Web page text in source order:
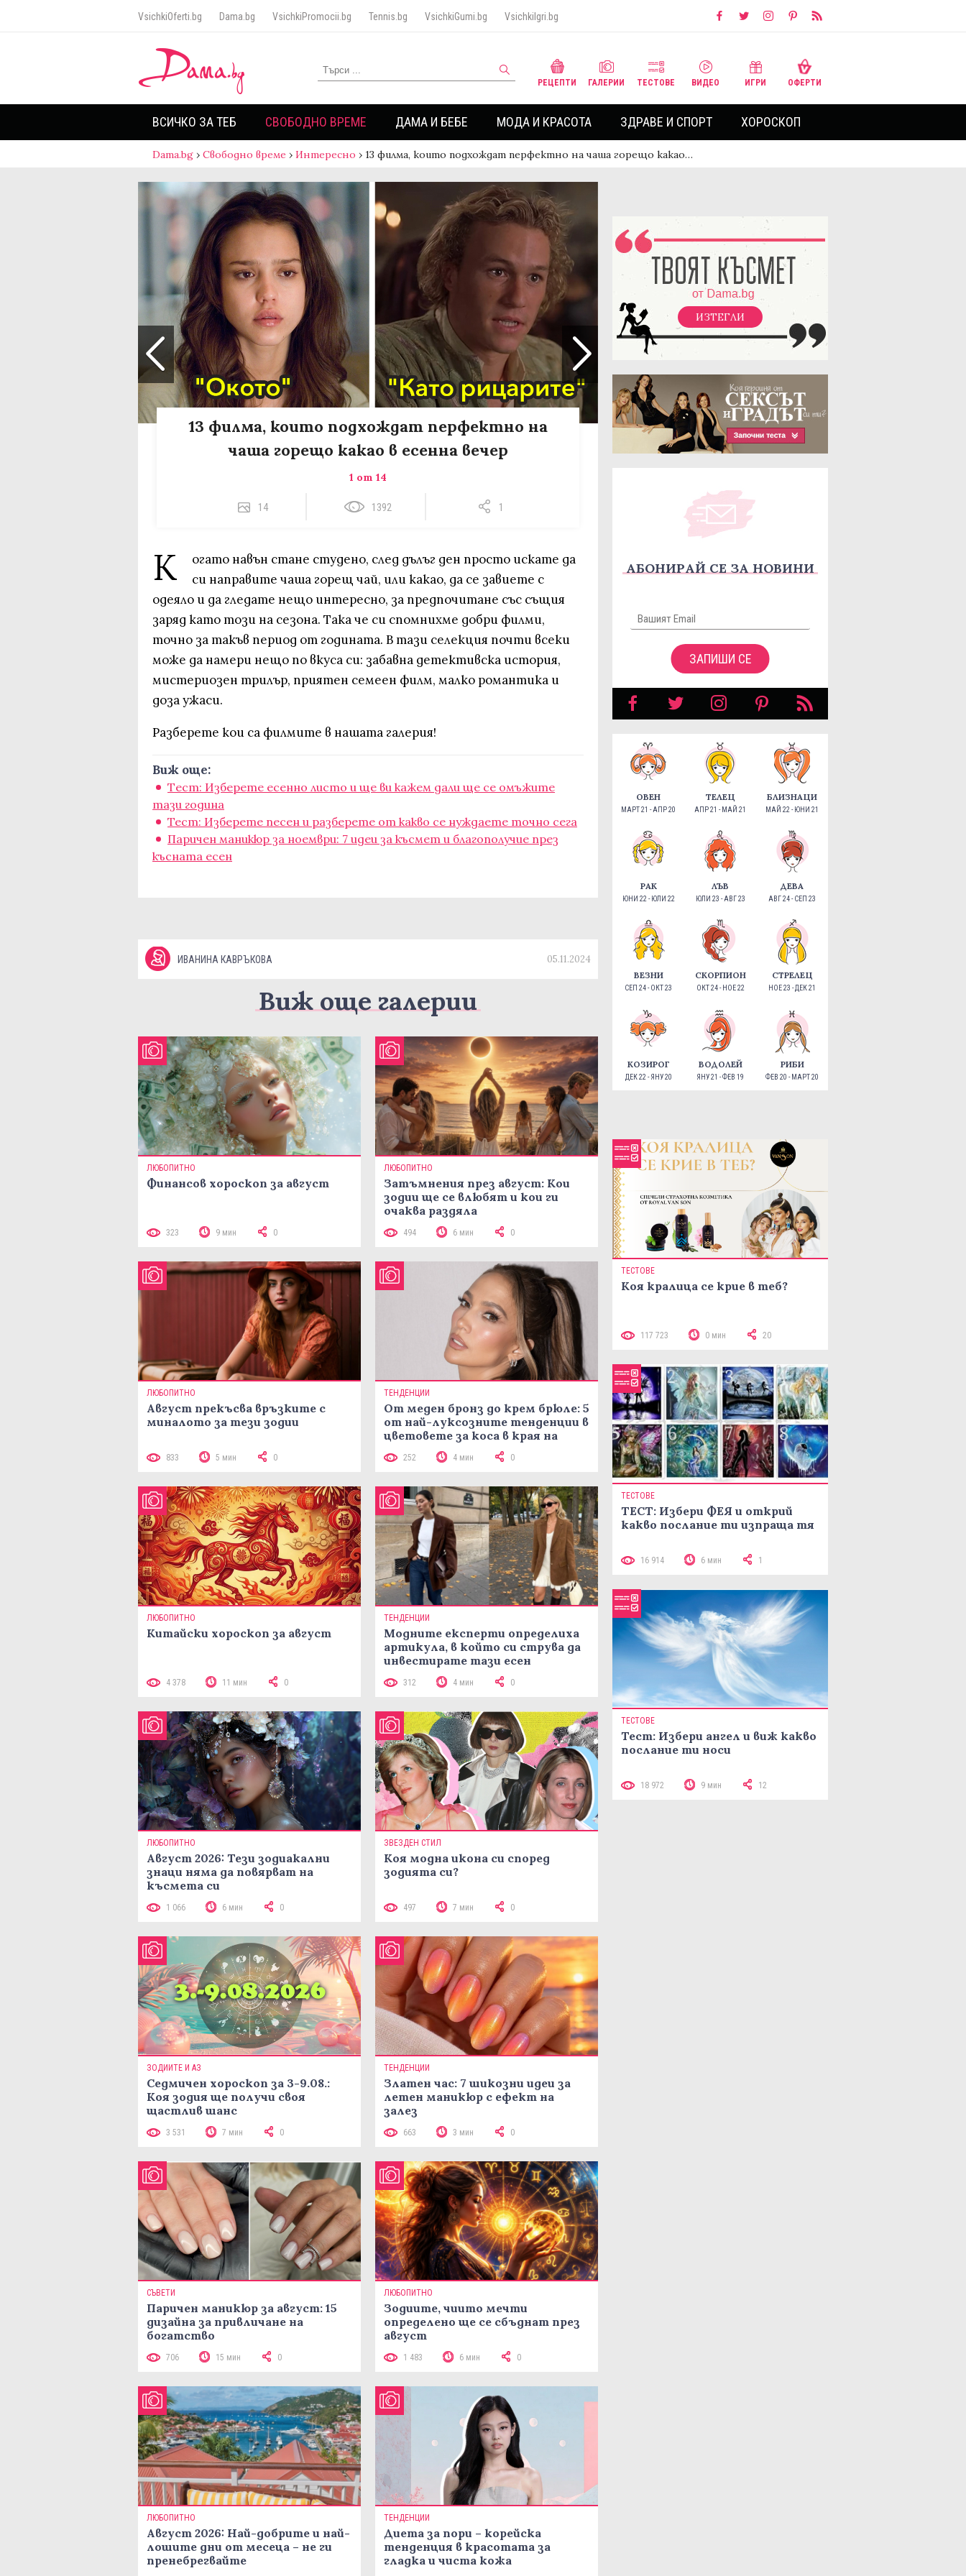
VsichkiOferti.bg Dama.bg VsichkiPromocii.bg Tennis.bg VsichkiGumi.bg VsichkiIgri.bg
РЕЦЕПТИ ГАЛЕРИИ ТЕСТОВЕ ВИДЕО ИГРИ ОФЕРТИ
ВСИЧКО ЗА ТЕБ СВОБОДНО ВРЕМЕ ДАМА И БЕБЕ МОДА И КРАСОТА ЗДРАВЕ И СПОРТ ХОРОСКОП
Dama.bg › Свободно време › Интересно › 13 филма, които подхождат перфектно на чаша горещо какао…
13 филма, които подхождат перфектно на
чаша горещо какао в есенна вечер
1 от 14
14 1392 1
К
огато навън стане студено, след дълъг ден просто искате да
си направите чаша горещ чай, или какао, да се завиете с
одеяло и да гледате нещо интересно, за предпочитане със същия
заряд като този на сезона. Така че си спомнихме добри филми,
точно за такъв период от годината. В тази селекция почти всеки
може да намери нещо по вкуса си: забавна детективска история,
мистериозен трилър, приятен семеен филм, малко романтика и
доза ужаси.
Разберете кои са филмите в нашата галерия!
Виж още:
Tест: Изберете есенно листо и ще ви кажем дали ще се омъжите
тази година
Тест: Изберете песен и разберете от какво се нуждаете точно сега
Паричен маникюр за ноември: 7 идеи за късмет и благополучие през
късната есен
ИВАНИНА КАВРЪКОВА 05.11.2024
Виж още галерии
ЛЮБОПИТНО
Финансов хороскоп за август
323 9 мин 0
ЛЮБОПИТНО
Затъмнения през август: Кои
зодии ще се влюбят и кои ги
очаква раздяла
494 6 мин 0
ЛЮБОПИТНО
Август прекъсва връзките с
миналото за тези зодии
833 5 мин 0
ТЕНДЕНЦИИ
От меден бронз до крем брюле: 5
от най-луксозните тенденции в
цветовете за коса в края на
252 4 мин 0
ЛЮБОПИТНО
Китайски хороскоп за август
4 378 11 мин 0
ТЕНДЕНЦИИ
Модните експерти определиха
артикула, в който си струва да
инвестирате тази есен
312 4 мин 0
ЛЮБОПИТНО
Август 2026: Тези зодиакални
знаци няма да повярват на
късмета си
1 066 6 мин 0
ЗВЕЗДЕН СТИЛ
Коя модна икона си според
зодията си?
497 7 мин 0
ЗОДИИТЕ И АЗ
Седмичен хороскоп за 3-9.08.:
Коя зодия ще получи своя
щастлив шанс
3 531 7 мин 0
ТЕНДЕНЦИИ
Златен час: 7 шикозни идеи за
летен маникюр с ефект на
залез
663 3 мин 0
СЪВЕТИ
Паричен маникюр за август: 15
дизайна за привличане на
богатство
706 15 мин 0
ЛЮБОПИТНО
Зодиите, чиито мечти
определено ще се сбъднат през
август
1 483 6 мин 0
ЛЮБОПИТНО
Август 2026: Най-добрите и най-
лошите дни от месеца – не ги
пренебрегвайте
ТЕНДЕНЦИИ
Диета за пори – корейска
тенденция в красотата за
гладка и чиста кожа
ИЗТЕГЛИ
АБОНИРАЙ СЕ ЗА НОВИНИ
ЗАПИШИ СЕ
ОВЕН
МАРТ 21 - АПР 20
ТЕЛЕЦ
АПР 21 - МАЙ 21
БЛИЗНАЦИ
МАЙ 22 - ЮНИ 21
РАК
ЮНИ 22 - ЮЛИ 22
ЛЪВ
ЮЛИ 23 - АВГ 23
ДЕВА
АВГ 24 - СЕП 23
ВЕЗНИ
СЕП 24 - ОКТ 23
СКОРПИОН
ОКТ 24 - НОЕ 22
СТРЕЛЕЦ
НОЕ 23 - ДЕК 21
КОЗИРОГ
ДЕК 22 - ЯНУ 20
ВОДОЛЕЙ
ЯНУ 21 - ФЕВ 19
РИБИ
ФЕВ 20 - МАРТ 20
ТЕСТОВЕ
Коя кралица се крие в теб?
117 723 0 мин 20
ТЕСТОВЕ
ТЕСТ: Избери ФЕЯ и открий
какво послание ти изпраща тя
16 914 6 мин 1
ТЕСТОВЕ
Тест: Избери ангел и виж какво
послание ти носи
18 972 9 мин 12